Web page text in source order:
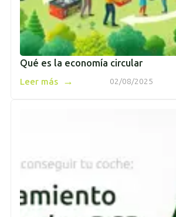
Qué es la economía circular
02/08/2025
Leer más →